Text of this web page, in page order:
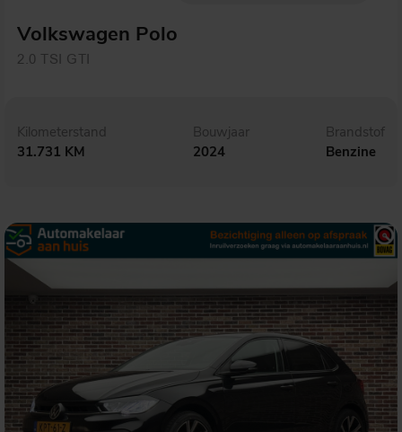
Volkswagen Polo
2.0 TSI GTI
Kilometerstand
31.731 KM
Bouwjaar
2024
Brandstof
Benzine